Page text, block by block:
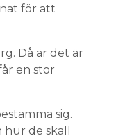
för att
Då är det är
en stor
sig.
de skall